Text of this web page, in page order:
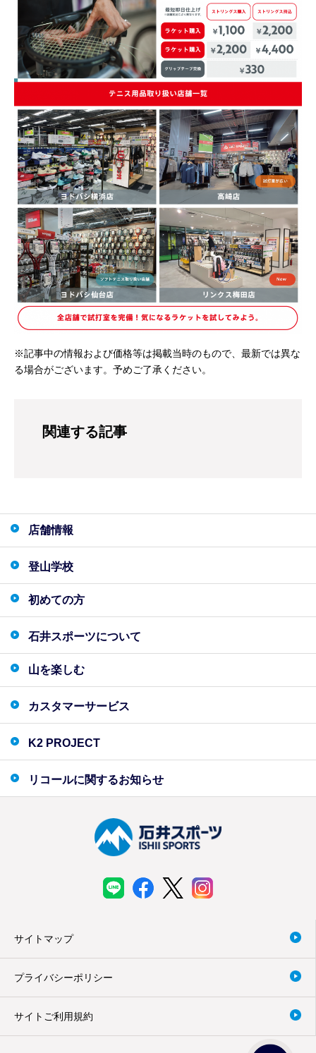
※記事中の情報および価格等は掲載当時のもので、最新では異な
る場合がございます。予めご了承ください。
関連する記事
店舗情報
登山学校
初めての方
石井スポーツについて
山を楽しむ
カスタマーサービス
K2 PROJECT
リコールに関するお知らせ
サイトマップ
プライバシーポリシー
サイトご利用規約